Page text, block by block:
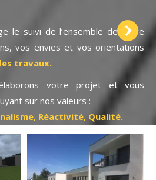
le suivi de l’ensemble de votre
vos envies et vos orientations
travaux.
votre projet et vous
sur nos valeurs :
Réactivité, Qualité.